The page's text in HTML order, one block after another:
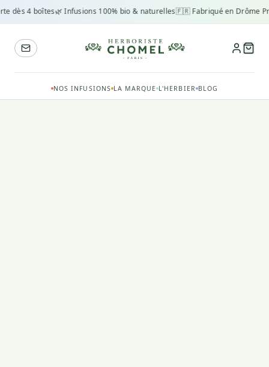
dès 4 boîtes🌿 Infusions 100% bio & naturelles🇫🇷 Fabriqué en Drôme
NOS INFUSIONS LA MARQUE L'HERBIER BLOG